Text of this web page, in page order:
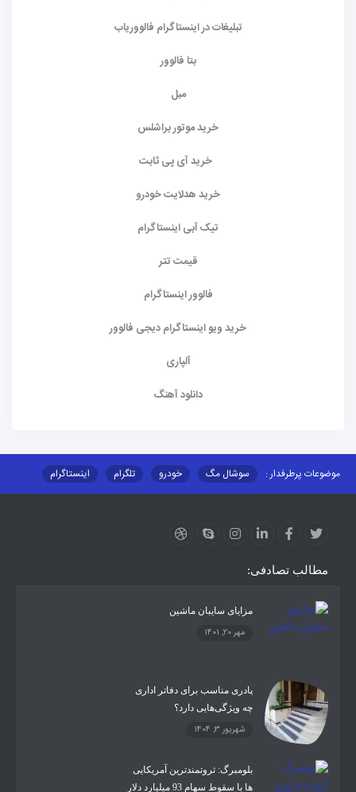
تبلیغات در اینستاگرام فالووریاب
بتا فالوور
مبل
خرید موتور براشلس
خرید آی پی ثابت
خرید هدلایت خودرو
تیک آبی اینستاگرام
قیمت تتر
فالوور اینستاگرام
خرید ویو اینستاگرام دیجی فالوور
آلپاری
دانلود آهنگ
موضوعات پرطرفدار : سوشال مگ خودرو تلگرام
اینستاگرام
مطالب تصادفی:
مزایای سایبان ماشین
مهر 20, 1401
پادری مناسب برای دفاتر اداری
چه ویژگی‌هایی دارد؟
شهریور 3, 1404
بلومبرگ: ثروتمندترین آمریکایی
ها با سقوط سهام 93 میلیارد دلار